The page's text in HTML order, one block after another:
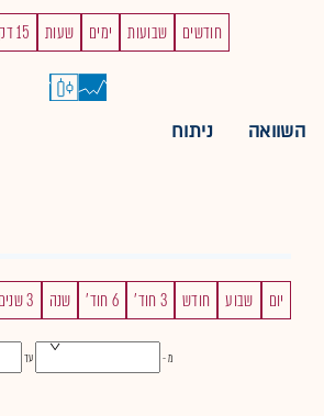
חודשים שבועות ימים שעות 15 דקות
השוואה ניתוח
יום שבוע חודש 3 חוד' 6 חוד' שנה 3 שנים
מ - עד